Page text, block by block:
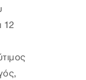
12